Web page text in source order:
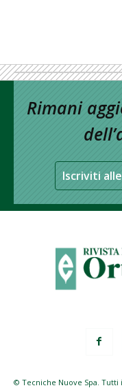
Rimani
Iscriviti
© Tecniche Nuove Spa. Tutti